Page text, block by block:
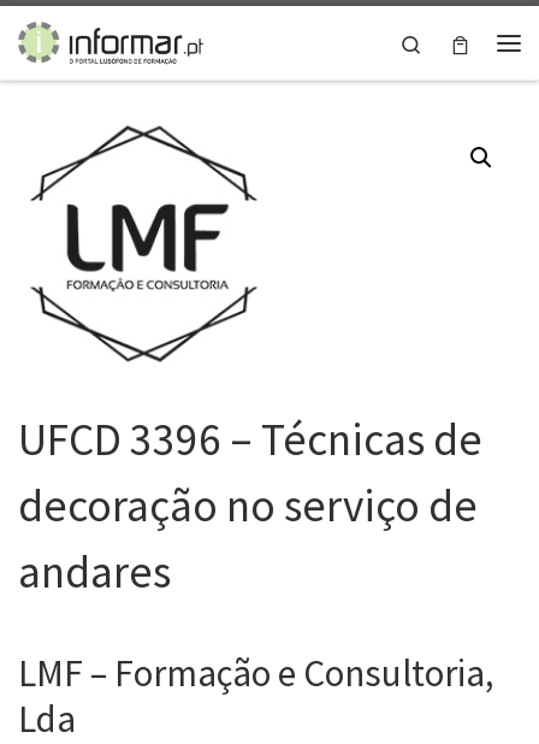
Skip to content
Search
UFCD 3396 – Técnicas de
decoração no serviço de
andares
LMF – Formação e Consultoria,
Lda